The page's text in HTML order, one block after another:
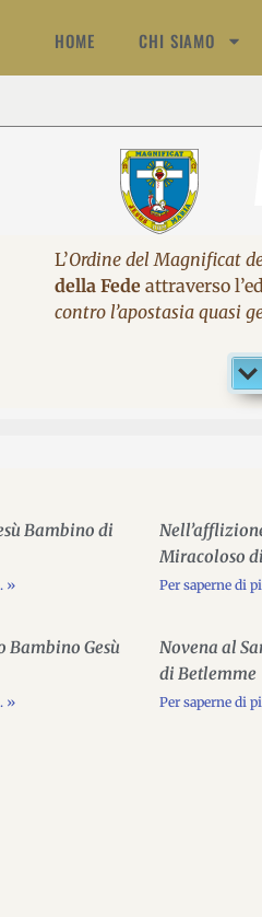
HOME CHI SIAMO
L’Ordine del Magnificat
della Fede attraverso
contro l’apostasia quasi
Bambino di
»
Miracoloso
Per saperne di
Bambino Gesù
»
Novena al
di Betlemme
Per saperne di